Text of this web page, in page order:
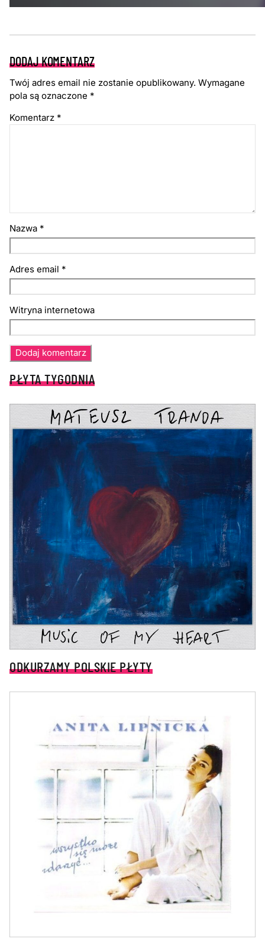
DODAJ KOMENTARZ
Twój adres email nie zostanie opublikowany. Wymagane
pola są oznaczone *
Komentarz *
Nazwa *
Adres email *
Witryna internetowa
PŁYTA TYGODNIA
ODKURZAMY POLSKIE PŁYTY